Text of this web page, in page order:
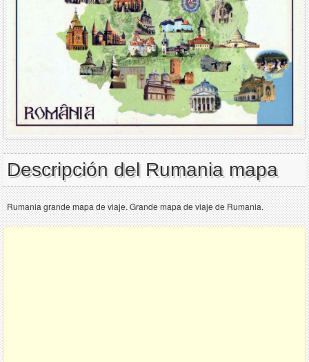
Descripción del Rumania mapa
Rumania grande mapa de viaje. Grande mapa de viaje de Rumania.